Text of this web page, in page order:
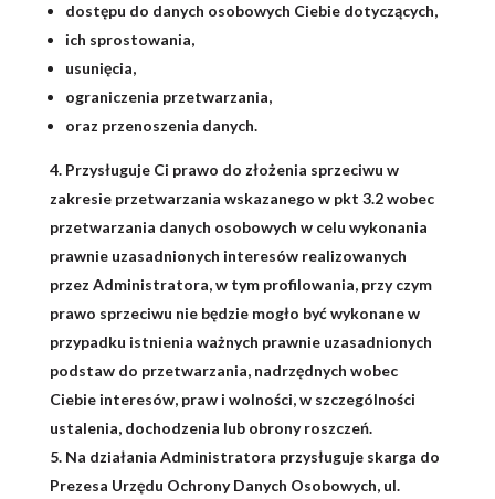
dostępu do danych osobowych Ciebie dotyczących,
ich sprostowania,
usunięcia,
ograniczenia przetwarzania,
oraz przenoszenia danych.
Przysługuje Ci prawo do złożenia sprzeciwu w
zakresie przetwarzania wskazanego w pkt 3.2 wobec
przetwarzania danych osobowych w celu wykonania
prawnie uzasadnionych interesów realizowanych
przez Administratora, w tym profilowania, przy czym
prawo sprzeciwu nie będzie mogło być wykonane w
przypadku istnienia ważnych prawnie uzasadnionych
podstaw do przetwarzania, nadrzędnych wobec
Ciebie interesów, praw i wolności, w szczególności
ustalenia, dochodzenia lub obrony roszczeń.
Na działania Administratora przysługuje skarga do
Prezesa Urzędu Ochrony Danych Osobowych, ul.